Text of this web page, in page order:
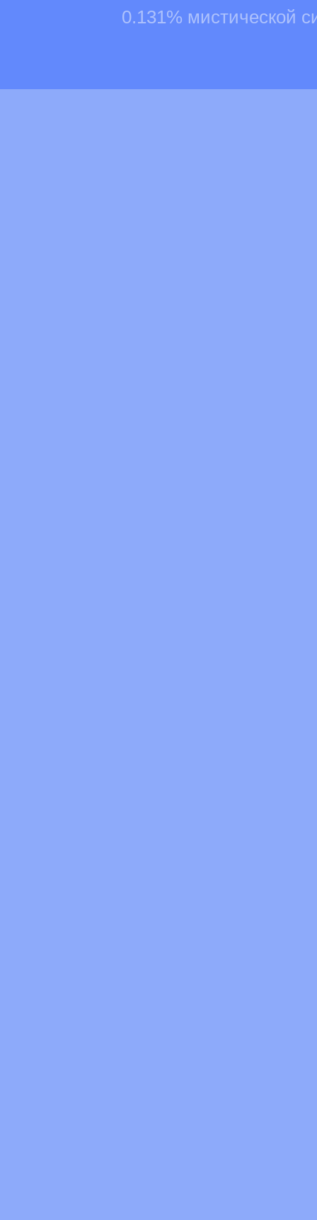
0.131% мистической